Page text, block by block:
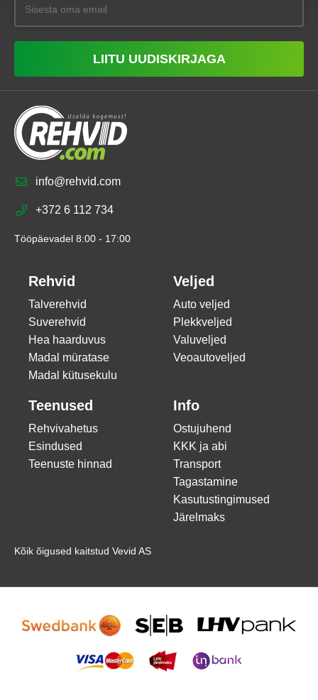
LIITU UUDISKIRJAGA
info@rehvid.com
+372 6 112 734
Tööpäevadel 8:00 - 17:00
Rehvid
Talverehvid
Suverehvid
Hea haarduvus
Madal müratase
Madal kütusekulu
Veljed
Auto veljed
Plekkveljed
Valuveljed
Veoautoveljed
Teenused
Rehvivahetus
Esindused
Teenuste hinnad
Info
Ostujuhend
KKK ja abi
Transport
Tagastamine
Kasutustingimused
Järelmaks
Kõik õigused kaitstud Vevid AS